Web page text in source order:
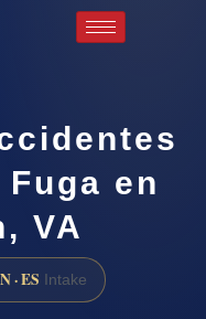
en
VA
· ES Intake